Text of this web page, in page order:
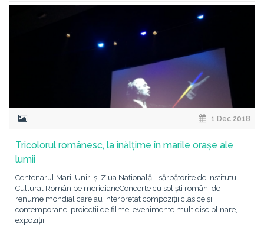
1 Dec 2018
Tricolorul românesc, la înălțime în marile orașe ale
lumii
Centenarul Marii Uniri și Ziua Națională - sărbătorite de Institutul
Cultural Român pe meridianeConcerte cu soliști români de
renume mondial care au interpretat compoziții clasice și
contemporane, proiecții de filme, evenimente multidisciplinare,
expoziții